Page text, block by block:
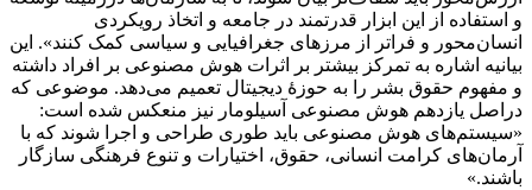
و استفاده از این ابزار قدرتمند در جامعه و اتخاذ رویکردی
انسان‌محور و فراتر از مرزهای جغرافیایی و سیاسی کمک کنند». این
بیانیه اشاره به تمرکز بیشتر بر اثرات هوش مصنوعی بر افراد داشته
و مفهوم حقوق بشر را به حوزهٔ دیجیتال تعمیم می‌دهد. موضوعی که
دراصل یازدهم هوش مصنوعی آسیلومار نیز منعکس شده است:
«سیستم‌های هوش مصنوعی باید طوری طراحی و اجرا شوند که با
آرمان‌های کرامت انسانی، حقوق، اختیارات و تنوع فرهنگی سازگار
باشند.»